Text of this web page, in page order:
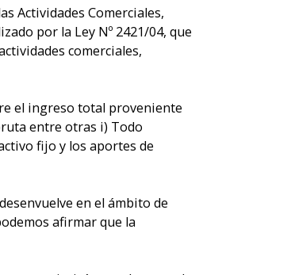
Actividades Comerciales,
por la Ley Nº 2421/04, que
comerciales,
el ingreso total proveniente
entre otras i) Todo
fijo y los aportes de
en el ámbito de
afirmar que la